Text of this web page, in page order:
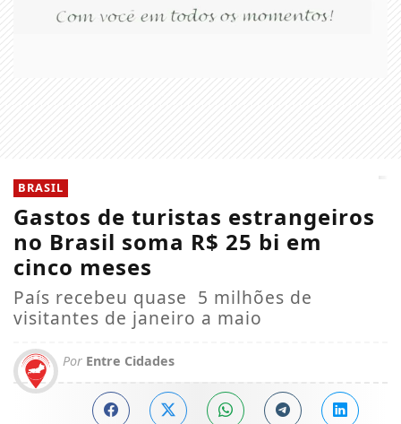
BRASIL
Gastos de turistas estrangeiros
no Brasil soma R$ 25 bi em
cinco meses
País recebeu quase 5 milhões de
visitantes de janeiro a maio
Por Entre Cidades